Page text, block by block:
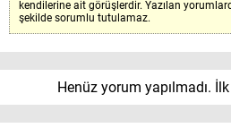
kendilerine ait görüşlerdir. Yazılan
şekilde sorumlu tutulamaz.
Henüz yorum yapılmadı.